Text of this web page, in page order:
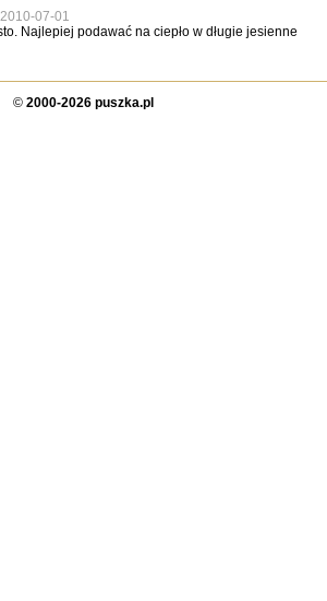
2010-07-01
Najlepiej podawać na ciepło w długie jesienne
© 2000-2026 puszka.pl